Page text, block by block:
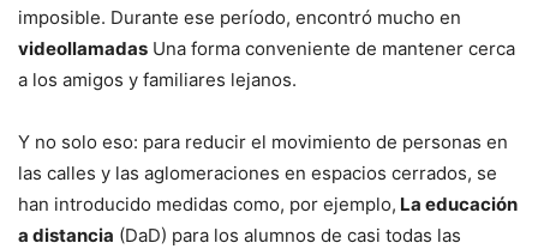
imposible. Durante ese período, encontró mucho en
videollamadas Una forma conveniente de mantener cerca
a los amigos y familiares lejanos.
Y no solo eso: para reducir el movimiento de personas en
las calles y las aglomeraciones en espacios cerrados, se
han introducido medidas como, por ejemplo, La educación
a distancia (DaD) para los alumnos de casi todas las